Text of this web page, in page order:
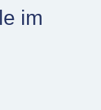
im